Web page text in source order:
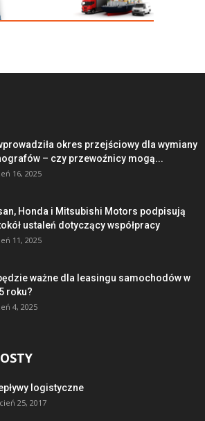
okres przejściowy dla wymiany
– czy przewoźnicy mogą...
16, 2025
Honda i Mitsubishi Motors podpisują
ustaleń dotyczący współpracy
11, 2025
ważne dla leasingu samochodów w
roku?
4, 2025
logistyczne
25, 2017